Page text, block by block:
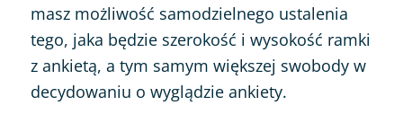
masz możliwość samodzielnego ustalenia
tego, jaka będzie szerokość i wysokość ramki
z ankietą, a tym samym większej swobody w
decydowaniu o wyglądzie ankiety.